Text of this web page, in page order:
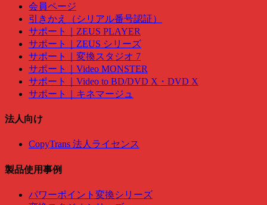
会員ページ
引きかえ（シリアル番号認証）
サポート｜ZEUS PLAYER
サポート｜ZEUS シリーズ
サポート｜変換スタジオ 7
サポート｜Video MONSTER
サポート｜Video to BD/DVD X・DVD X
サポート｜キネマージュ
法人向け
CopyTrans 法人ライセンス
製品使用事例
パワーポイント変換シリーズ